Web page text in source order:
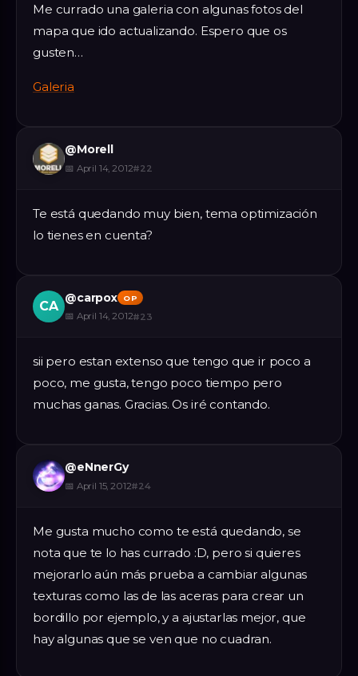
Me currado una galeria con algunas fotos del
mapa que ido actualizando. Espero que os
gusten…
Galeria
@Morell
📅 April 14, 2012#22
Te está quedando muy bien, tema optimización
lo tienes en cuenta?
CA
@carpox OP
📅 April 14, 2012#23
sii pero estan extenso que tengo que ir poco a
poco, me gusta, tengo poco tiempo pero
muchas ganas. Gracias. Os iré contando.
@eNnerGy
📅 April 15, 2012#24
Me gusta mucho como te está quedando, se
nota que te lo has currado :D, pero si quieres
mejorarlo aún más prueba a cambiar algunas
texturas como las de las aceras para crear un
bordillo por ejemplo, y a ajustarlas mejor, que
hay algunas que se ven que no cuadran.